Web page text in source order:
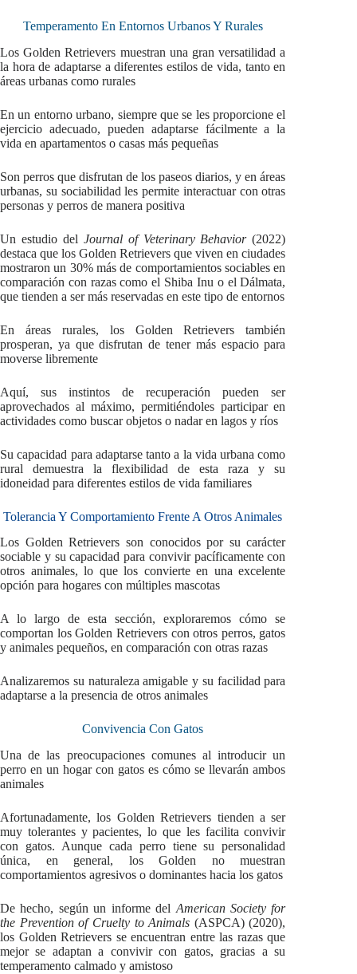
Temperamento En Entornos Urbanos Y Rurales
Los Golden Retrievers muestran una gran versatilidad a
la hora de adaptarse a diferentes estilos de vida, tanto en
áreas urbanas como rurales
En un entorno urbano, siempre que se les proporcione el
ejercicio adecuado, pueden adaptarse fácilmente a la
vida en apartamentos o casas más pequeñas
Son perros que disfrutan de los paseos diarios, y en áreas
urbanas, su sociabilidad les permite interactuar con otras
personas y perros de manera positiva
Un estudio del Journal of Veterinary Behavior(2022)
destaca que los Golden Retrievers que viven en ciudades
mostraron un 30% más de comportamientos sociables en
comparación con razas como el Shiba Inu o el Dálmata,
que tienden a ser más reservadas en este tipo de entornos
En áreas rurales, los Golden Retrievers también
prosperan, ya que disfrutan de tener más espacio para
moverse libremente
Aquí, sus instintos de recuperación pueden ser
aprovechados al máximo, permitiéndoles participar en
actividades como buscar objetos o nadar en lagos y ríos
Su capacidad para adaptarse tanto a la vida urbana como
rural demuestra la flexibilidad de esta raza y su
idoneidad para diferentes estilos de vida familiares
Tolerancia Y Comportamiento Frente A Otros Animales
Los Golden Retrievers son conocidos por su carácter
sociable y su capacidad para convivir pacíficamente con
otros animales, lo que los convierte en una excelente
opción para hogares con múltiples mascotas
A lo largo de esta sección, exploraremos cómo se
comportan los Golden Retrievers con otros perros, gatos
y animales pequeños, en comparación con otras razas
Analizaremos su naturaleza amigable y su facilidad para
adaptarse a la presencia de otros animales
Convivencia Con Gatos
Una de las preocupaciones comunes al introducir un
perro en un hogar con gatos es cómo se llevarán ambos
animales
Afortunadamente, los Golden Retrievers tienden a ser
muy tolerantes y pacientes, lo que les facilita convivir
con gatos. Aunque cada perro tiene su personalidad
única, en general, los Golden no muestran
comportamientos agresivos o dominantes hacia los gatos
De hecho, según un informe del American Society for
the Prevention of Cruelty to Animals (ASPCA) (2020),
los Golden Retrievers se encuentran entre las razas que
mejor se adaptan a convivir con gatos, gracias a su
temperamento calmado y amistoso